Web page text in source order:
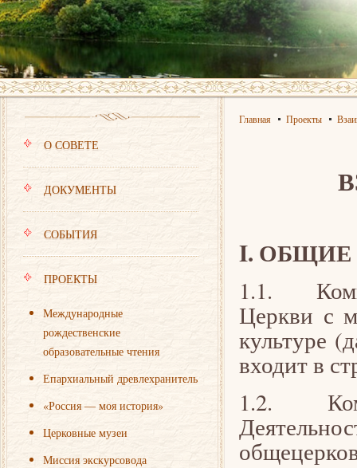
О СОВЕТЕ
ДОКУМЕНТЫ
СОБЫТИЯ
ПРОЕКТЫ
Международные
рождественские
образовательные чтения
Епархиальный древлехранитель
«Россия — моя история»
Церковные музеи
Миссия экскурсовода
Главная Проекты
I.
1.1.
Церкви с
культуре
входит в
1.2.